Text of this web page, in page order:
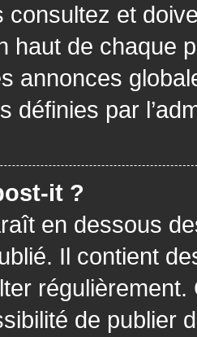
consultez et
haut de chaque
annonces
définies par
it ?
en dessous
Il contient
de publier